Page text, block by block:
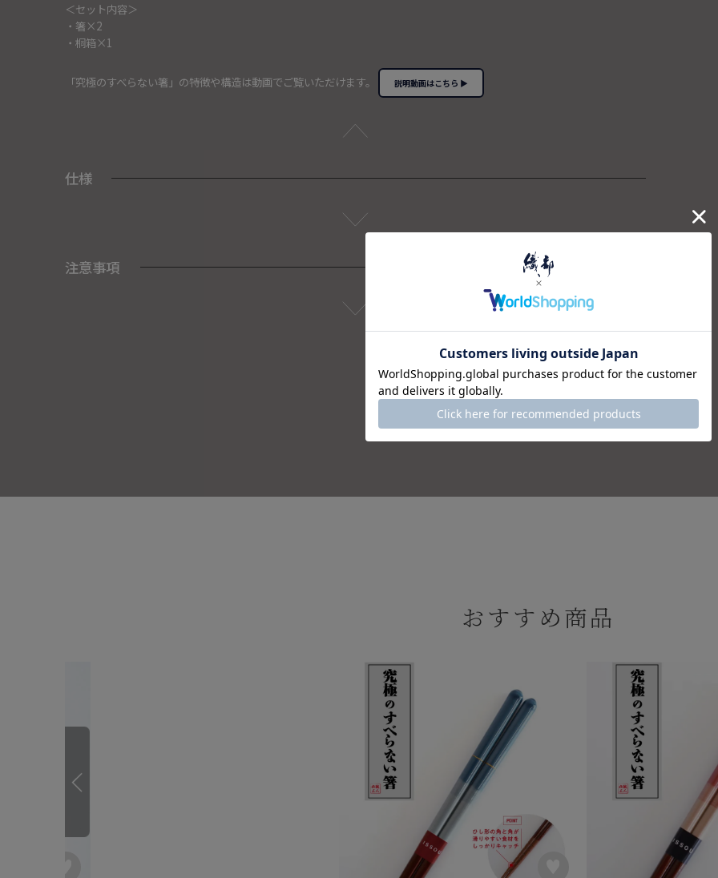
＜セット内容＞
・箸×2
・桐箱×1
「究極のすべらない箸」の特徴や構造は動画でご覧いただけます。 説明動画はこちら ▶
仕様
注意事項
おすすめ商品